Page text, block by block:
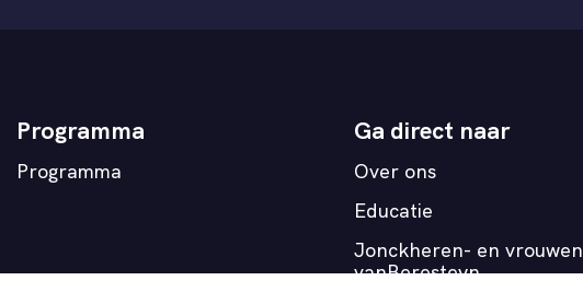
Programma
Programma
Ga direct naar
Over ons
Educatie
Jonckheren- en vrouwen
vanBeresteyn